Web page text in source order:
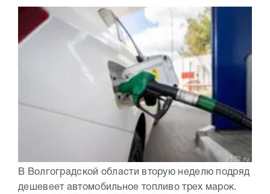
В Волгоградской области вторую неделю подряд
дешевеет автомобильное топливо трех марок.